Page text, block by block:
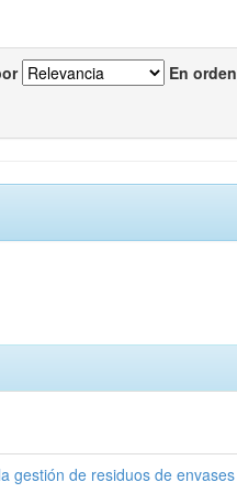
En orden
gestión de residuos de envases